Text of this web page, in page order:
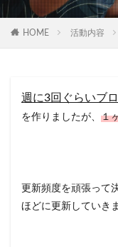
HOME 活動内容
週に3回ぐらいブ
を作りましたが、 １
更新頻度を頑張って
ほどに更新していき